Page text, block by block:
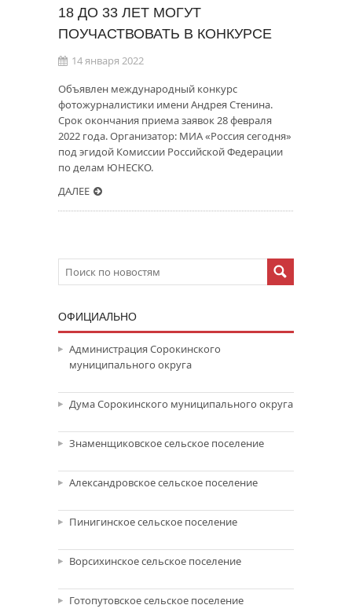
18 ДО 33 ЛЕТ МОГУТ
ПОУЧАСТВОВАТЬ В КОНКУРСЕ
14 января 2022
Объявлен международный конкурс
фотожурналистики имени Андрея Стенина.
Срок окончания приема заявок 28 февраля
2022 года. Организатор: МИА «Россия сегодня»
под эгидой Комиссии Российской Федерации
по делам ЮНЕСКО.
ДАЛЕЕ
ОФИЦИАЛЬНО
Администрация Сорокинского
муниципального округа
Дума Сорокинского муниципального округа
Знаменщиковское сельское поселение
Александровское сельское поселение
Пинигинское сельское поселение
Ворсихинское сельское поселение
Готопутовское сельское поселение